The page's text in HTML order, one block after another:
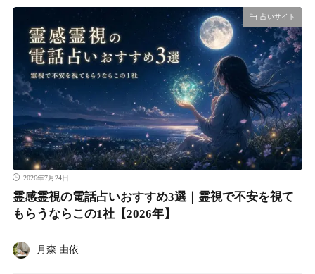
占いサイト
2026年7月24日
霊感霊視の電話占いおすすめ3選｜霊視で不安を視て
もらうならこの1社【2026年】
月森 由依